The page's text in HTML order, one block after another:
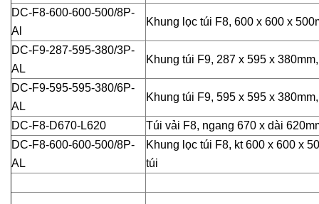
DC-F8-600-600-500/8P-
Al
Khung lọc túi F8, 600 x 600 x
DC-F9-287-595-380/3P-
AL
Khung túi F9, 287 x 595 x
DC-F9-595-595-380/6P-
AL
Khung túi F9, 595 x 595 x
DC-F8-D670-L620
Túi vải F8, ngang 670 x dài
DC-F8-600-600-500/8P-
AL
Khung lọc túi F8, kt 600 x 600 x
túi